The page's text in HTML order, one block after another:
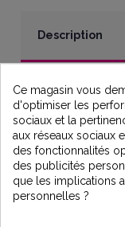
Description
Filtre à eau
Fabriqués
première
usage
L'hélice
centrifuge par
dans le bas de
Ce magasin vous
d'optimiser les
sociaux et la
aux réseaux sociaux
des fonctionnalités
des publicités
que les implications
personnelles ?